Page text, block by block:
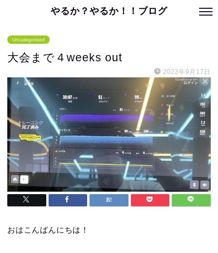
やるか？やるか！！ブログ
Uncategorized
大会まで４weeks out
2023年9月17日
おはこんばんにちは！